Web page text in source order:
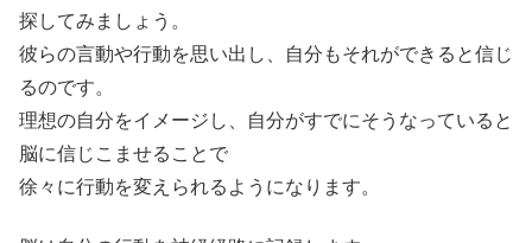
探してみましょう。
彼らの言動や行動を思い出し、自分もそれができると信じ
るのです。
理想の自分をイメージし、自分がすでにそうなっていると
脳に信じこませることで
徐々に行動を変えられるようになります。